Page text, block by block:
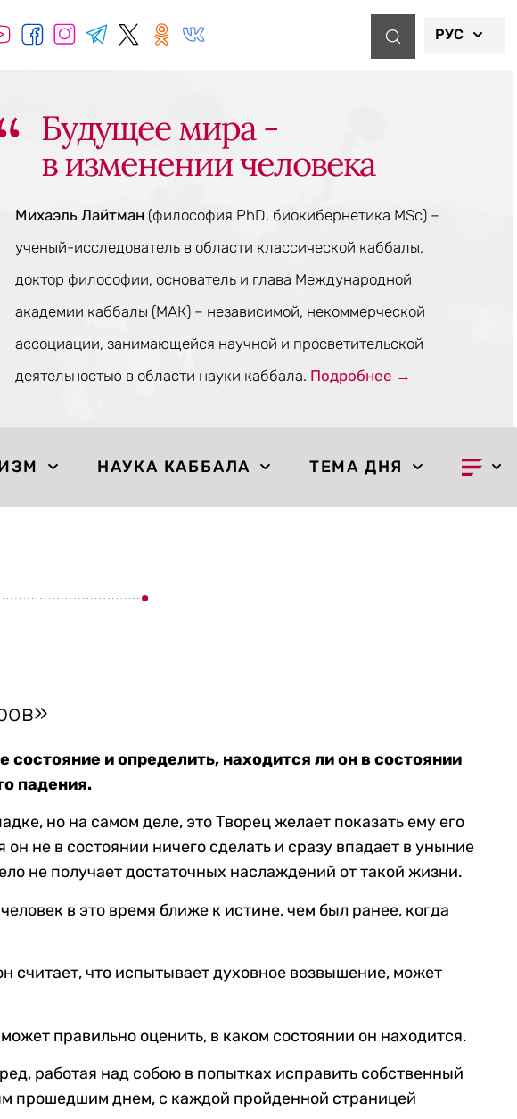
РУС
Будущее мира -
в изменении человека
Михаэль Лайтман (философия PhD, биокибернетика MSc) –
ученый-исследователь в области классической каббалы,
доктор философии, основатель и глава Международной
академии каббалы (МАК) – независимой, некоммерческой
ассоциации, занимающейся научной и просветительской
деятельностью в области науки каббала. Подробнее →
НАУКА КАББАЛА ТЕМА ДНЯ
и определить, находится ли он в состоянии
падения.
но на самом деле, это Творец желает показать ему его
не в состоянии ничего сделать и сразу впадает в уныние
не получает достаточных наслаждений от такой жизни.
в это время ближе к истине, чем был ранее, когда
считает, что испытывает духовное возвышение, может
правильно оценить, в каком состоянии он находится.
работая над собою в попытках исправить собственный
прошедшим днем, с каждой пройденной страницей